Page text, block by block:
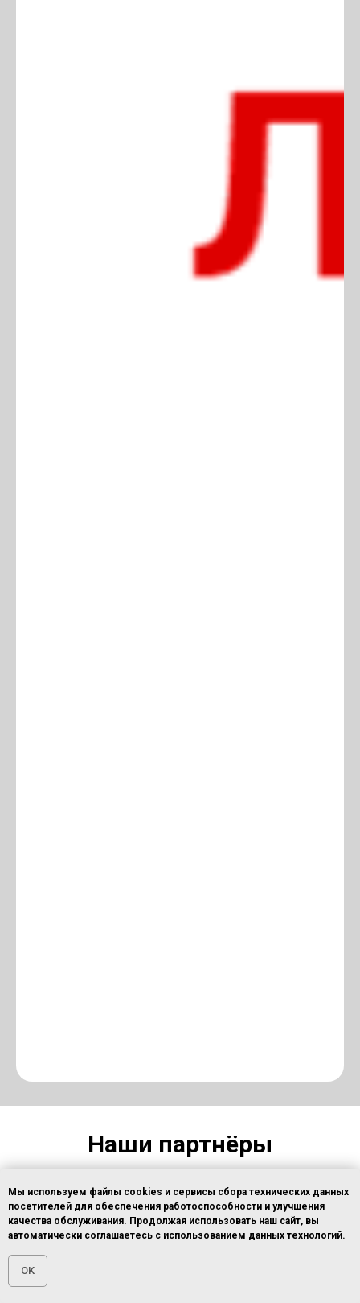
Главная
Наши партнёры
В числе наших партнёров более200
компаний среди банков, лизинговых и
страховых компаний, работающих как в
конкретных регионах России, так и
располагающих обширной филиальной
Главная
Мы используем файлы cookies и сервисы сбора технических данных
посетителей для обеспечения работоспособности и улучшения
качества обслуживания. Продолжая использовать наш сайт, вы
автоматически соглашаетесь с использованием данных технологий.
OK
Далее
Интересует техника со скидкой до 40%?
Переходите по ссылке в ТГ-канал:
ЛИЗИНГОВЫЙ КОНФИСКАТ